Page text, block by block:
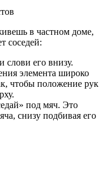
в частном доме,
соседей:
его внизу.
элемента широко
чтобы положение рук
под мяч. Это
снизу подбивая его